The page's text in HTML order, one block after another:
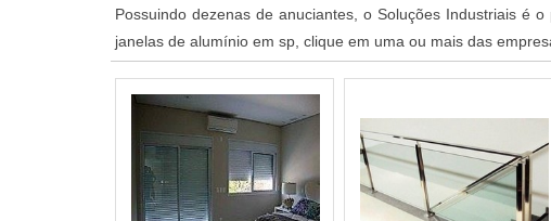
Possuindo dezenas de anuciantes, o Soluções Industriais é
janelas de alumínio em sp, clique em uma ou mais das